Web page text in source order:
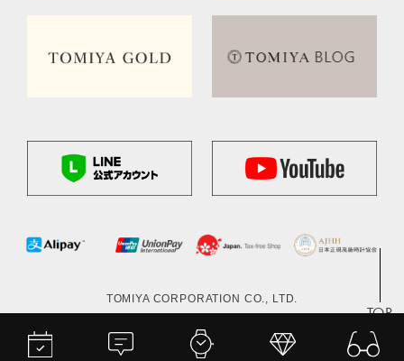
TOP
TOMIYA CORPORATION CO., LTD.